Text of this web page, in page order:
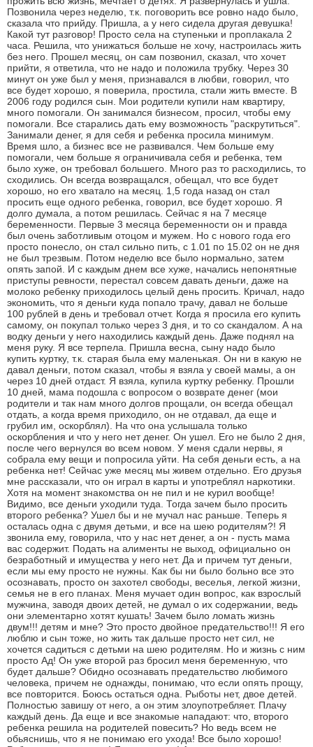
Позвонила через неделю, т.к. поговорить все ровно надо было,
сказала что прийду. Пришла, а у него сидела другая девушка!
Какой тут разговор! Просто села на ступеньки и проплакала 2
часа. Решила, что унижаться больше не хочу, настроилась жить
без него. Прошел месяц, он сам позвонил, сказал, что хочет
прийти, я ответила, что не надо и положила трубку. Через 30
минут он уже был у меня, признавался в любви, говорил, что
все будет хорошо, я поверила, простила, стали жить вместе. В
2006 году родился сын. Мои родители купили нам квартиру,
много помогали. Он занимался бизнесом, просил, чтобы ему
помогали. Все старались дать ему возможность "раскрутиться".
Занимали денег, я для себя и ребенка просила минимум.
Время шло, а бизнес все не развивался. Чем больше ему
помогали, чем больше я ограничивала себя и ребенка, тем
было хуже, он требовал большего. Много раз то расходились, то
сходились. Он всегда возвращался, обещал, что все будет
хорошо, но его хватало на месяц. 1,5 года назад он стал
просить еще одного ребенка, говорил, все будет хорошо. Я
долго думала, а потом решилась. Сейчас я на 7 месяце
беременности. Первые 3 месяца беременности он и правда
был очень заботливым отоцом и мужем. Но с нового года его
просто понесло, он стал сильно пить, с 1.01 по 15.02 он не дня
не был трезвым. Потом неделю все было нормально, затем
опять запой. И с каждым днем все хуже, начались непонятные
приступы ревности, перестал совсем давать деньги, даже на
молоко ребенку приходилось целый день просить. Кричал, надо
экономить, что я деньги куда попало трачу, давал не больше
100 рублей в день и требовал отчет. Когда я просила его купить
самому, он покупал только через 3 дня, и то со скандалом. А на
водку деньги у него находились каждый день. Даже поднял на
меня руку. Я все терпела. Пришла весна, сыну надо было
купить куртку, т.к. старая была ему маленькая. Он ни в какую не
давал деньги, потом сказал, чтобы я взяла у своей мамы, а он
через 10 дней отдаст. Я взяла, купила куртку ребенку. Прошли
10 дней, мама подошла с вопросом о возврате денег (мои
родители и так нам много долгов прощали, он всегда обещал
отдать, а когда время приходило, он не отдавал, да еще и
грубил им, оскорблял). На что она услышала только
оскорбления и что у него нет денег. Он ушел. Его не было 2 дня,
после чего вернулся во всем новом. У меня сдали нервы, я
собрала ему вещи и попросила уйти. На себя деньги есть, а на
ребенка нет! Сейчас уже месяц мы живем отдельно. Его друзья
мне рассказали, что он играл в карты и употреблял наркотики.
Хотя на момент знакомства он не пил и не курил вообще!
Видимо, все деньги уходили туда. Тогда зачем было просить
второго ребенка? Ушел бы и не мучал нас раньше. Теперь я
осталась одна с двумя детьми, и все на шею родителям?! Я
звонила ему, говорила, что у нас нет денег, а он - пусть мама
вас содержит. Подать на алименты не выход, официально он
безработный и имущества у него нет. Да и причем тут деньги,
если мы ему просто не нужны. Как бы ни было больно все это
осознавать, просто он захотел свободы, веселья, легкой жизни,
семья не в его планах. Меня мучает один вопрос, как взрослый
мужчина, заводя двоих детей, не думал о их содержании, ведь
они элементарно хотят кушать! Зачем было ломать жизнь
двум!!! детям и мне? Это просто двойное предательство!!! Я его
люблю и сын тоже, но жить так дальше просто нет сил, не
хочется садиться с детьми на шею родителям. Но и жизнь с ним
просто Ад! Он уже второй раз бросил меня беременную, что
будет дальше? Обидно осознавать предательство любимого
человека, причем не однажды, понимаю, что если опять прощу,
все повторится. Боюсь остаться одна. Рыботы нет, двое детей.
Полностью завишу от него, а он этим злоупотребляет. Плачу
каждый день. Да еще и все знакомые нападают: что, второго
ребенка решила на родителей повесить? Но ведь всем не
обьяснишь, что я не понимаю его ухода! Все было хорошо!